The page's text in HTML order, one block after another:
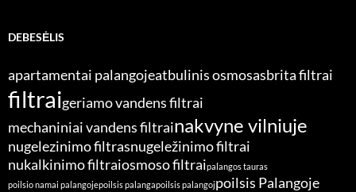
DEBESĖLIS
apartamentai palangojeatbulinis osmosasbrita filtrai
filtraigeriamo vandens filtrai
mechaniniai vandens filtrainakvyne vilniuje
nugelezinimo filtrasnugeležinimo filtrai
nukalkinimo filtraiosmoso filtraipalangos tauras
poilsio namai palangojepoilsis palangapoilsis palangojpoilsis Palangoje